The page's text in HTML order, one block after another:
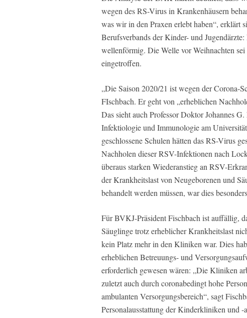
wegen des RS-Virus in Krankenhäusern
was wir in den Praxen erlebt haben“, erklärt
Berufsverbands der Kinder- und
wellenförmig. Die Welle vor Weihnachten
eingetroffen.
„Die Saison 2020/21 ist wegen der Corona-
FIschbach. Er geht von „erheblichen
Das sieht auch Professor Doktor Johannes
Infektiologie und Immunologie am
geschlossene Schulen hätten das RS-Virus
Nachholen dieser RSV-Infektionen nach
überaus starken Wiederanstieg an RSV-
der Krankheitslast von Neugeborenen und
behandelt werden müssen, war dies
Für BVKJ-Präsident Fischbach ist auffällig,
Säuglinge trotz erheblicher Krankheitslast
kein Platz mehr in den Kliniken war. Dies
erheblichen Betreuungs- und
erforderlich gewesen wären: „Die Kliniken
zuletzt auch durch coronabedingt hohe
ambulanten Versorgungsbereich“, sagt
Personalausstattung der Kinderkliniken und